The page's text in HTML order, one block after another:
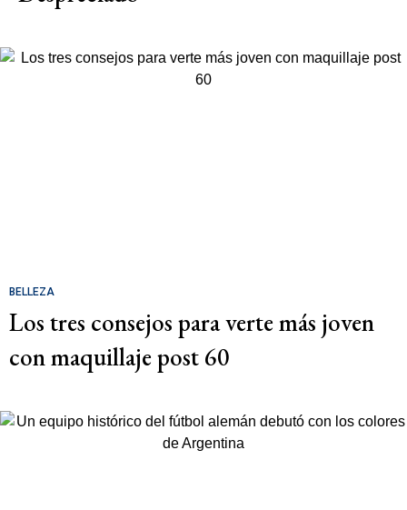
BELLEZA
Los tres consejos para verte más joven
con maquillaje post 60